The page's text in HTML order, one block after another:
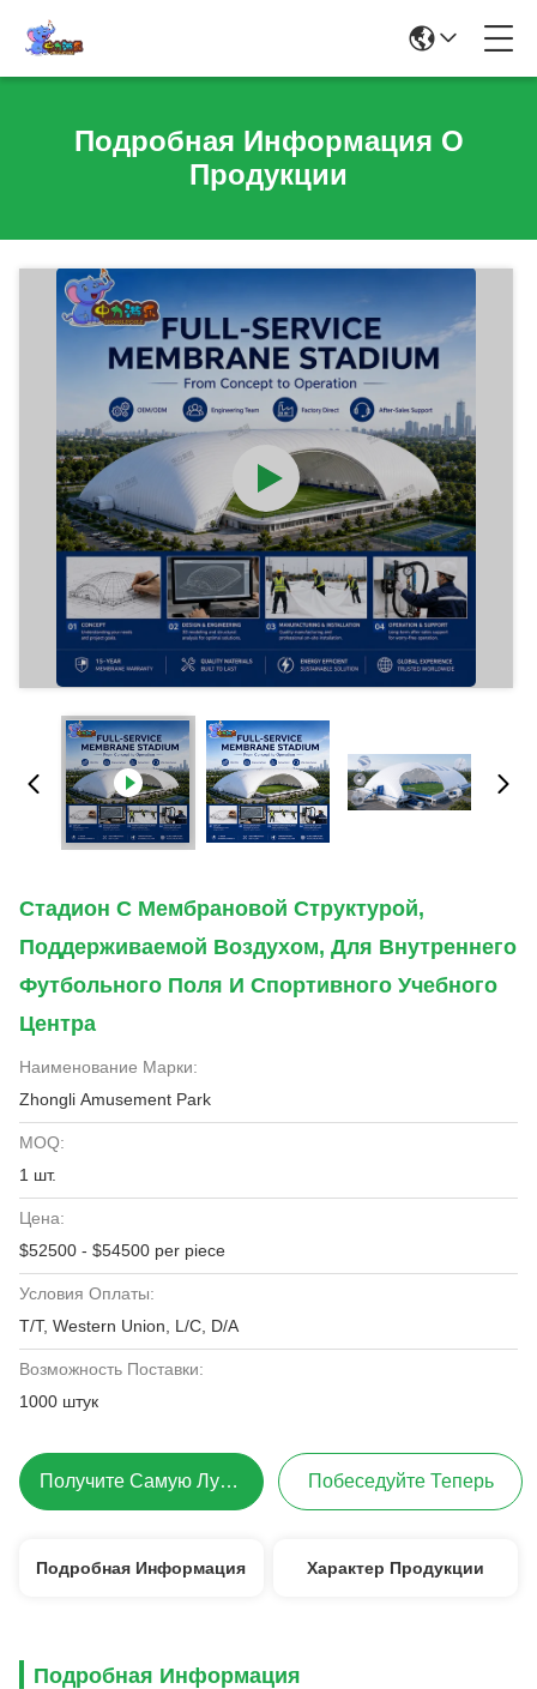
Подробная Информация О
Продукции
Стадион С Мембрановой Структурой,
Поддерживаемой Воздухом, Для Внутреннего
Футбольного Поля И Спортивного Учебного
Центра
Наименование Марки:
Zhongli Amusement Park
MOQ:
1 шт.
Цена:
$52500 - $54500 per piece
Условия Оплаты:
T/T, Western Union, L/C, D/A
Возможность Поставки:
1000 штук
Получите Самую Лучшую Цену Побеседуйте Теперь
Подробная Информация Характер Продукции
Подробная Информация